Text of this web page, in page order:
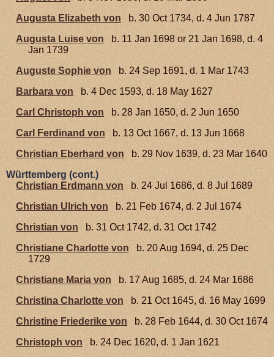
Augusta Elizabeth von
b. 30 Oct 1734, d. 4 Jun 1787
Augusta Luise von
b. 11 Jan 1698 or 21 Jan 1698, d. 4
Jan 1739
Auguste Sophie von
b. 24 Sep 1691, d. 1 Mar 1743
Barbara von
b. 4 Dec 1593, d. 18 May 1627
Carl Christoph von
b. 28 Jan 1650, d. 2 Jun 1650
Carl Ferdinand von
b. 13 Oct 1667, d. 13 Jun 1668
Christian Eberhard von
b. 29 Nov 1639, d. 23 Mar 1640
Württemberg (cont.)
Christian Erdmann von
b. 24 Jul 1686, d. 8 Jul 1689
Christian Ulrich von
b. 21 Feb 1674, d. 2 Jul 1674
Christian von
b. 31 Oct 1742, d. 31 Oct 1742
Christiane Charlotte von
b. 20 Aug 1694, d. 25 Dec
1729
Christiane Maria von
b. 17 Aug 1685, d. 24 Mar 1686
Christina Charlotte von
b. 21 Oct 1645, d. 16 May 1699
Christine Friederike von
b. 28 Feb 1644, d. 30 Oct 1674
Christoph von
b. 24 Dec 1620, d. 1 Jan 1621